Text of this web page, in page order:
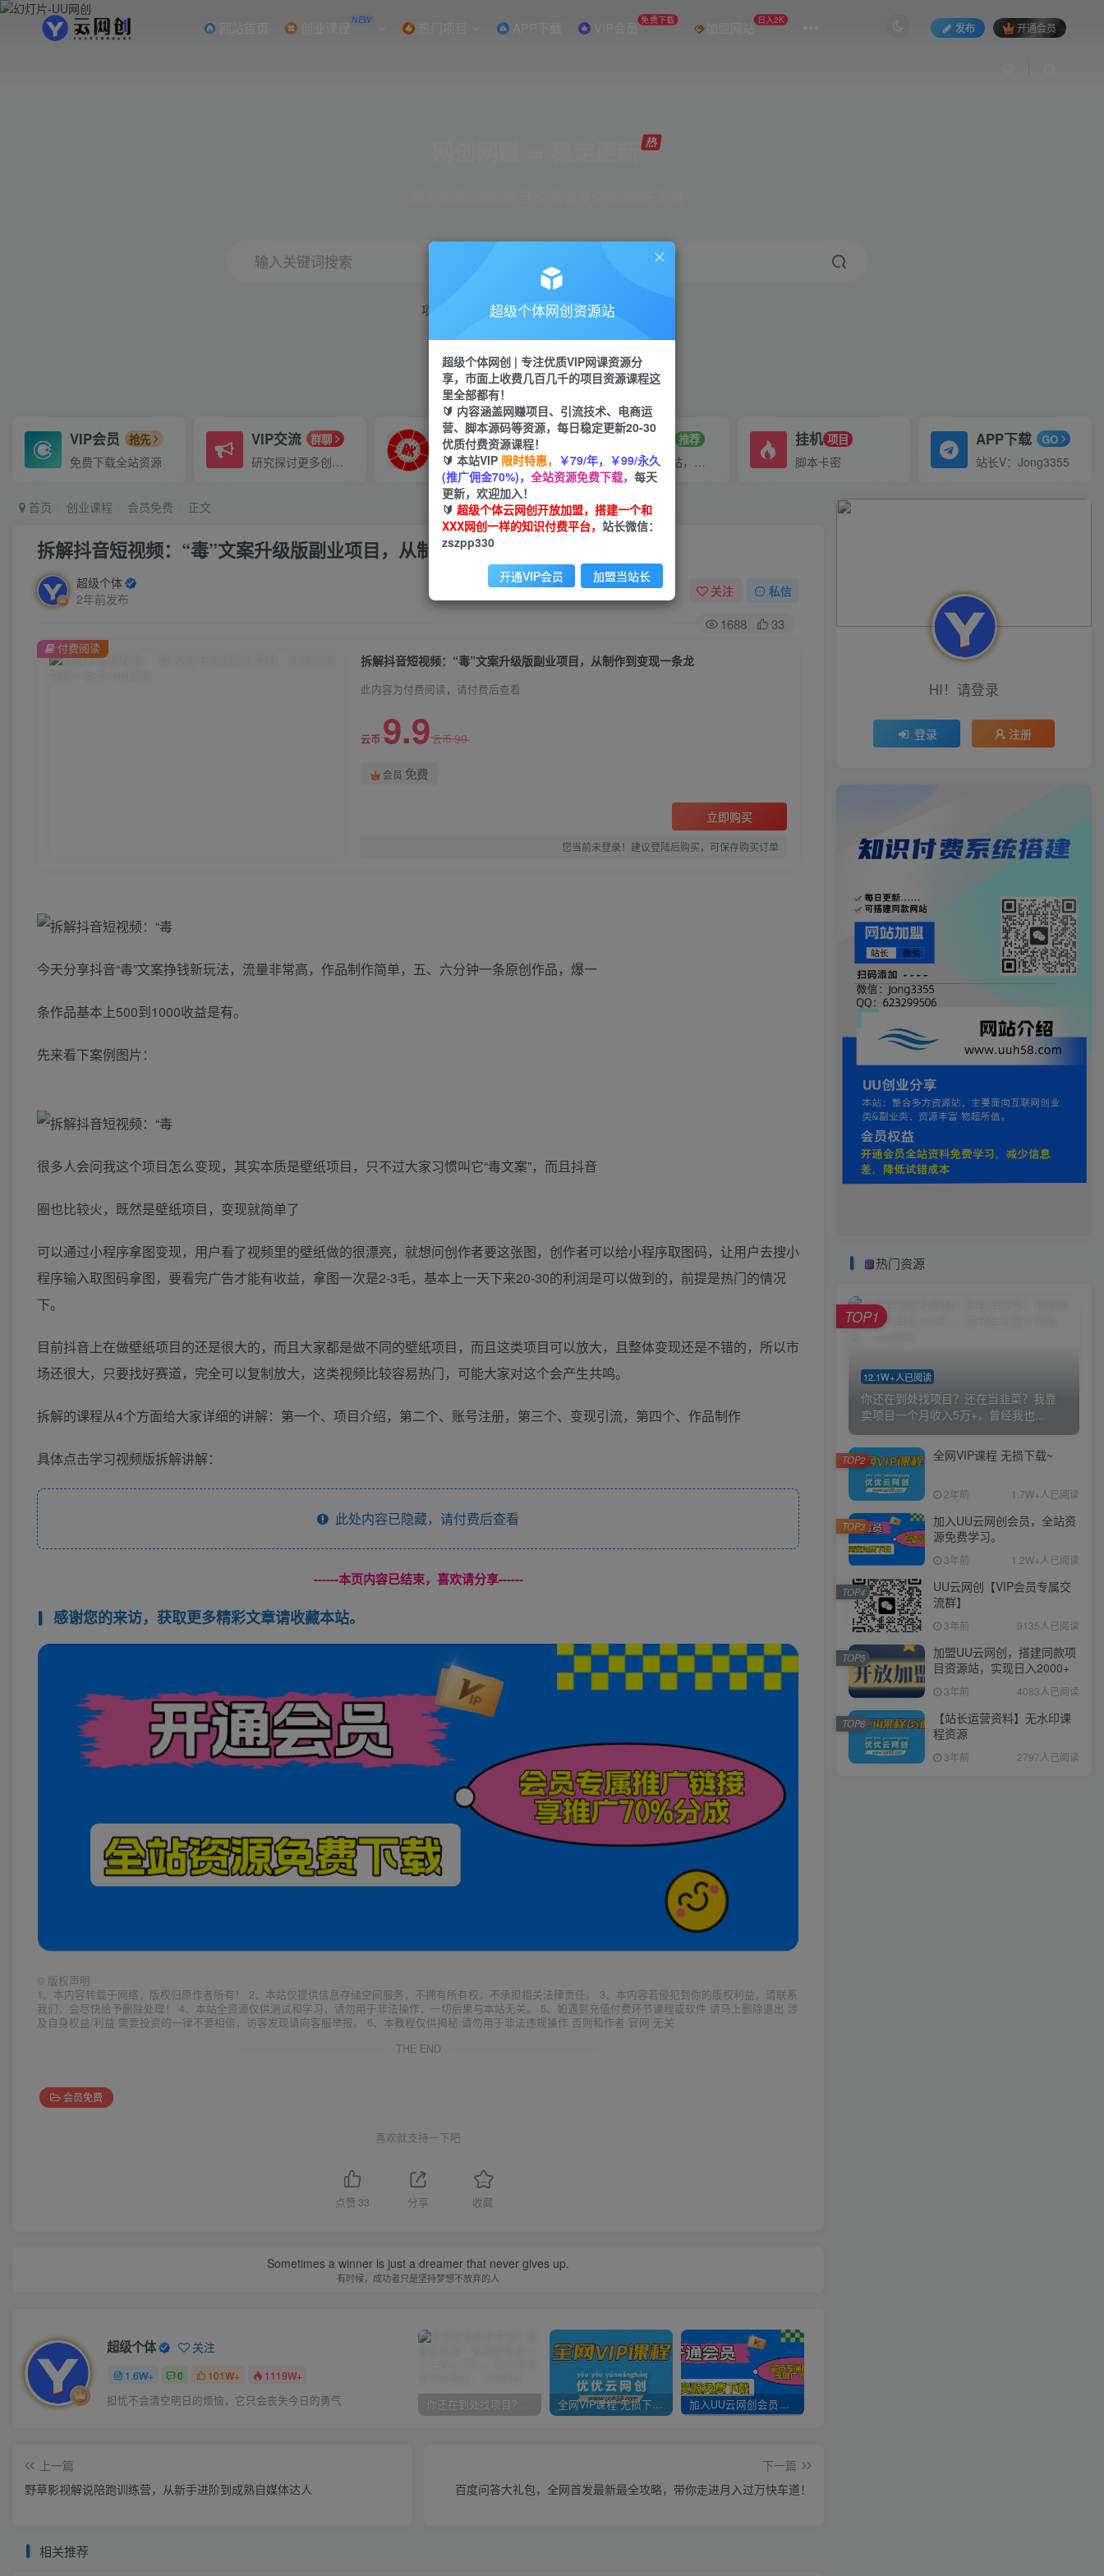
创业课程 NEW 热门项目 APP下载 VIP会员 免费下载 加盟网站 日入2K
发布 开通会员
输入关键词搜索
项目 引流 短视频 小红书
VIP会员 抢先
免费下载全站资源
VIP交流 群聊
研究探讨更多创业项目路子。
VIP推广
70%分佣
会员专属推广链接
招募站长 推荐
搭建同款网站，自己当老板
挂机 项目
脚本卡密
APP下载 GO
站长V：Jong3355
首页 创业课程 会员免费 正文
拆解抖音短视频：“毒”文案升级版副业项目，从制作到变现一条龙
超级个体
2年前发布
关注 私信
1688 33
拆解抖音短视频：“毒”文案升级版副业项目，从制作到变现一条龙
此内容为付费阅读，请付费后查看
云币 9.9云币99
会员 免费
立即购买
您当前未登录！建议登陆后购买，可保存购买订单
付费阅读
今天分享抖音“毒”文案挣钱新玩法，流量非常高，作品制作简单，五、六分钟一条原创作品，爆一
条作品基本上500到1000收益是有。
先来看下案例图片：
很多人会问我这个项目怎么变现，其实本质是壁纸项目，只不过大家习惯叫它“毒文案”，而且抖音
圈也比较火，既然是壁纸项目，变现就简单了
可以通过小程序拿图变现，用户看了视频里的壁纸做的很漂亮，就想问创作者要这张图，创作者可以给小程序取图码，让用户去搜小
程序输入取图码拿图，要看完广告才能有收益，拿图一次是2-3毛，基本上一天下来20-30的利润是可以做到的，前提是热门的情况
下。
目前抖音上在做壁纸项目的还是很大的，而且大家都是做不同的壁纸项目，而且这类项目可以放大，且整体变现还是不错的，所以市
场还很大，只要找好赛道，完全可以复制放大，这类视频比较容易热门，可能大家对这个会产生共鸣。
拆解的课程从4个方面给大家详细的讲解：第一个、项目介绍，第二个、账号注册，第三个、变现引流，第四个、作品制作
具体点击学习视频版拆解讲解：
此处内容已隐藏，请付费后查看
------本页内容已结束，喜欢请分享------
感谢您的来访，获取更多精彩文章请收藏本站。
© 版权声明
1、本内容转载于网络，版权归原作者所有！ 2、本站仅提供信息存储空间服务，不拥有所有权，不承担相关法律责任。 3、本内容若侵犯到你的版权利益，请联系
我们，会尽快给予删除处理！ 4、本站全资源仅供测试和学习，请勿用于非法操作，一切后果与本站无关。 5、如遇到充值付费环节课程或软件 请马上删除退出 涉
及自身权益/利益 需要投资的一律不要相信，访客发现请向客服举报。 6、本教程仅供揭秘 请勿用于非法违规操作 否则和作者 官网 无关
THE END
会员免费
喜欢就支持一下吧
点赞 33 分享 收藏
Sometimes a winner is just a dreamer that never gives up.
有时候，成功者只是坚持梦想不放弃的人
超级个体 关注
1.6W+ 0 101W+ 1119W+
担忧不会清空明日的烦恼，它只会丧失今日的勇气 你还在到处找项目？还在当韭菜？我靠卖项目一个月收入5万+，曾经我也是个失败者。 全网VIP课程 无损下载~ 加入UU云网创会员，全站资源免费学习。
上一篇
野草影视解说陪跑训练营，从新手进阶到成熟自媒体达人
下一篇
百度问答大礼包，全网首发最新最全攻略，带你走进月入过万快车道！
相关推荐
HI！请登录
登录 注册
热门资源
12.1W+人已阅读
你还在到处找项目？还在当韭菜？我靠
卖项目一个月收入5万+，曾经我也...
TOP1
全网VIP课程 无损下载~
2年前 1.7W+人已阅读
TOP2
加入UU云网创会员，全站资
源免费学习。
3年前 1.2W+人已阅读
TOP3
UU云网创【VIP会员专属交
流群】
3年前 9135人已阅读
TOP4
加盟UU云网创，搭建同款项
目资源站，实现日入2000+
3年前 4083人已阅读
TOP5
【站长运营资料】无水印课
程资源
3年前 2797人已阅读
TOP6
超级个体网创资源站
超级个体网创 | 专注优质VIP网课资源分
享，市面上收费几百几千的项目资源课程这
里全部都有！
🔰 内容涵盖网赚项目、引流技术、电商运
营、脚本源码等资源，每日稳定更新20-30
优质付费资源课程！
🔰 本站VIP 限时特惠， ￥79/年，￥99/永久
(推广佣金70%)， 全站资源免费下载， 每天
更新，欢迎加入！
🔰 超级个体云网创开放加盟，搭建一个和
XXX网创一样的知识付费平台， 站长微信：
zszpp330
开通VIP会员 加盟当站长